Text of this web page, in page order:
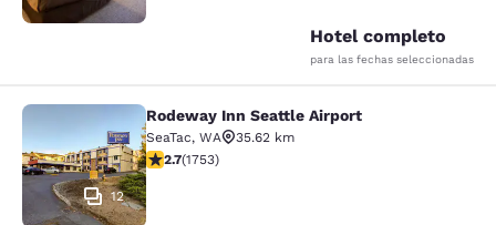
Hotel completo
para las fechas seleccionadas
Rodeway Inn Seattle Airport
12
Rodeway Inn Seattle Airport
SeaTac, WA
35.62 km
calificación de 2.68 estrellas. Feria. 1753 reseñas
2.7(1753)